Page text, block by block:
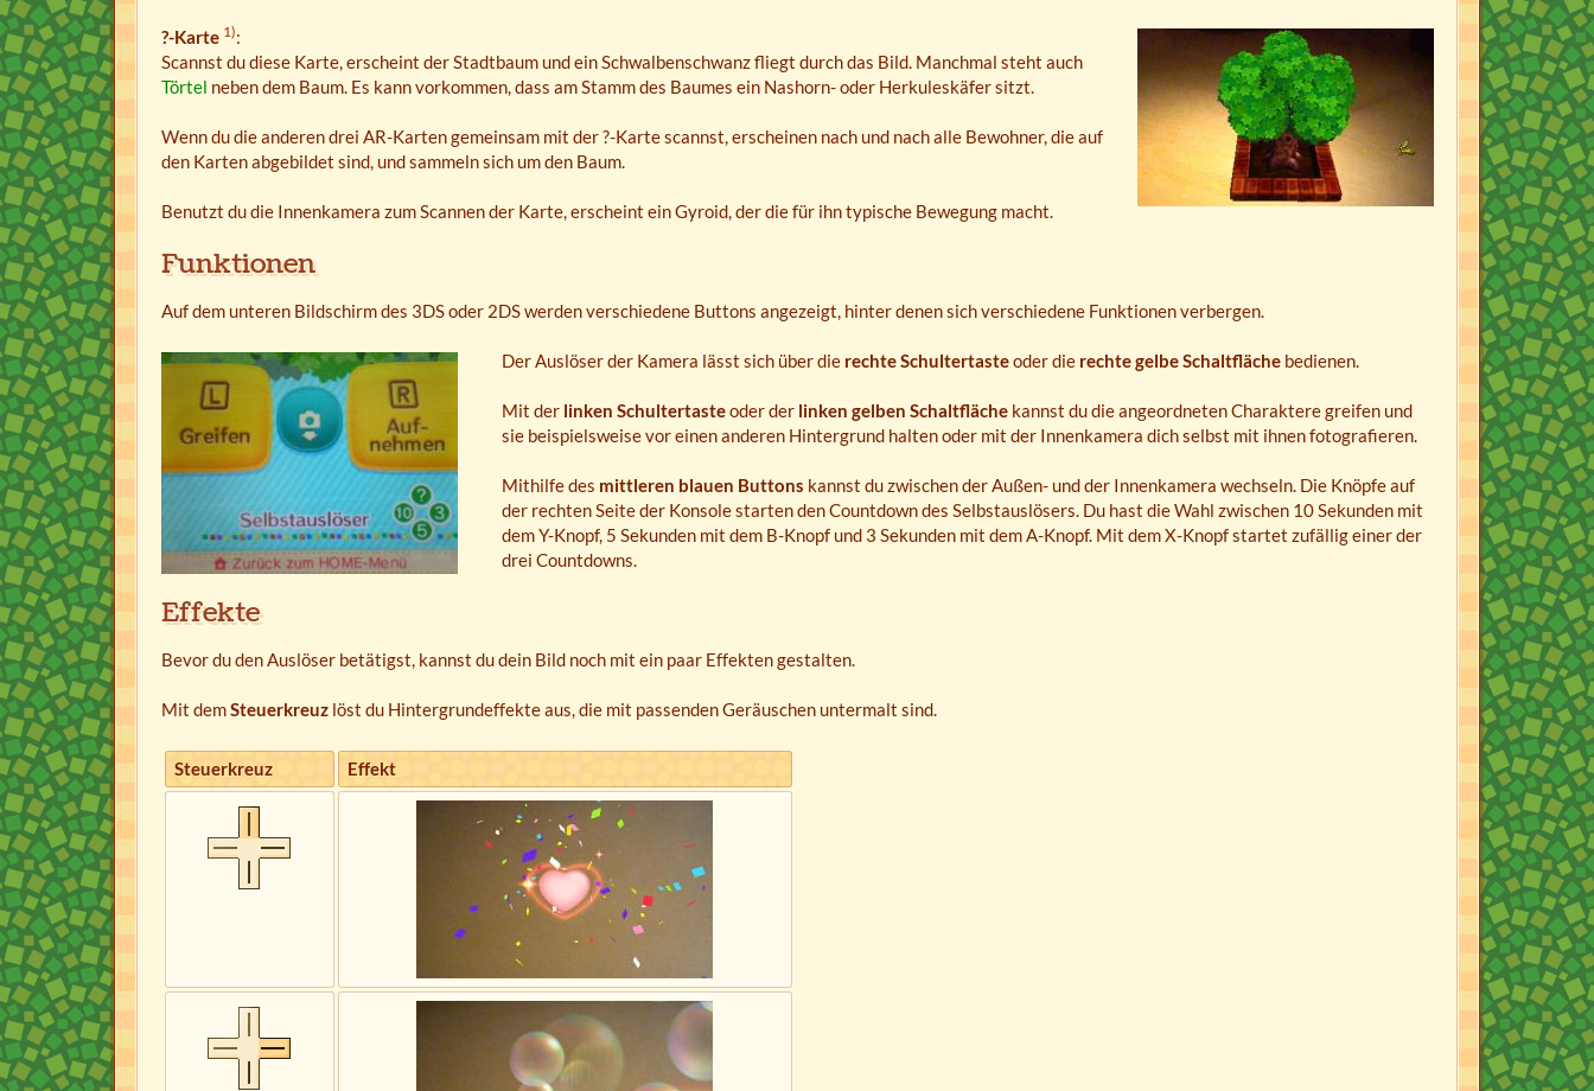
?-Karte 1):
Scannst du diese Karte, erscheint der Stadtbaum und ein Schwalbenschwanz fliegt durch das Bild. Manchmal steht auch
Törtel neben dem Baum. Es kann vorkommen, dass am Stamm des Baumes ein Nashorn- oder Herkuleskäfer sitzt.
Wenn du die anderen drei AR-Karten gemeinsam mit der ?-Karte scannst, erscheinen nach und nach alle Bewohner, die auf
den Karten abgebildet sind, und sammeln sich um den Baum.
Benutzt du die Innenkamera zum Scannen der Karte, erscheint ein Gyroid, der die für ihn typische Bewegung macht.
Funktionen
Auf dem unteren Bildschirm des 3DS oder 2DS werden verschiedene Buttons angezeigt, hinter denen sich verschiedene Funktionen verbergen.
Der Auslöser der Kamera lässt sich über die rechte Schultertasteoder die rechte gelbe Schaltfläche bedienen.
Mit der linken Schultertasteoder der linken gelben Schaltfläche kannst du die angeordneten Charaktere greifen und
sie beispielsweise vor einen anderen Hintergrund halten oder mit der Innenkamera dich selbst mit ihnen fotografieren.
Mithilfe des mittleren blauen Buttons kannst du zwischen der Außen- und der Innenkamera wechseln. Die Knöpfe auf
der rechten Seite der Konsole starten den Countdown des Selbstauslösers. Du hast die Wahl zwischen 10 Sekunden mit
dem Y-Knopf, 5 Sekunden mit dem B-Knopf und 3 Sekunden mit dem A-Knopf. Mit dem X-Knopf startet zufällig einer der
drei Countdowns.
Effekte
Bevor du den Auslöser betätigst, kannst du dein Bild noch mit ein paar Effekten gestalten.
Mit demSteuerkreuzlöst du Hintergrundeffekte aus, die mit passenden Geräuschen untermalt sind.
Steuerkreuz Effekt